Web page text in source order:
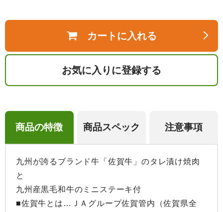
カートに入れる
お気に入りに登録する
商品の特徴 商品スペック 注意事項
九州が誇るブランド牛「佐賀牛」のタレ漬け焼肉
と
九州産黒毛和牛のミニステーキ付
■佐賀牛とは…ＪＡグループ佐賀管内（佐賀県全